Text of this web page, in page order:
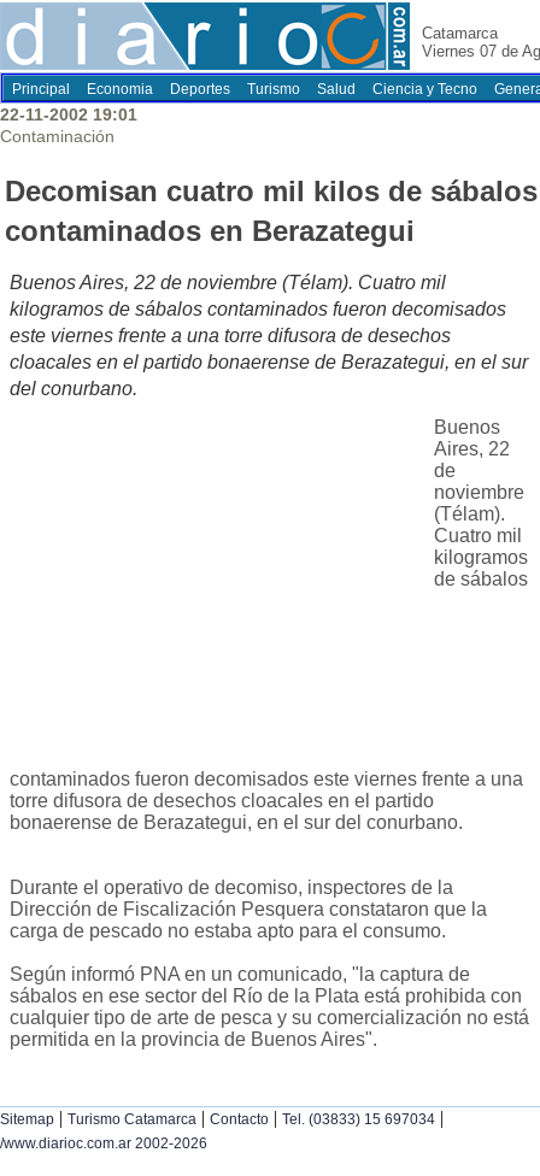
Catamarca
Viernes 07 de
Principal Economia Deportes Turismo Salud Ciencia y Tecno
22-11-2002 19:01
Contaminación
Decomisan cuatro mil kilos de sábalos
contaminados en Berazategui
Buenos Aires, 22 de noviembre (Télam). Cuatro mil
kilogramos de sábalos contaminados fueron decomisados
este viernes frente a una torre difusora de desechos
cloacales en el partido bonaerense de Berazategui, en el sur
del conurbano.
Buenos
Aires, 22
de
noviembre
(Télam).
Cuatro mil
kilogramos
de sábalos
contaminados fueron decomisados este viernes frente a una
torre difusora de desechos cloacales en el partido
bonaerense de Berazategui, en el sur del conurbano.
Durante el operativo de decomiso, inspectores de la
Dirección de Fiscalización Pesquera constataron que la
carga de pescado no estaba apto para el consumo.
Según informó PNA en un comunicado, "la captura de
sábalos en ese sector del Río de la Plata está prohibida con
cualquier tipo de arte de pesca y su comercialización no está
permitida en la provincia de Buenos Aires".
Sitemap | Turismo Catamarca | Contacto | Tel. (03833) 15 697034 |
/www.diarioc.com.ar 2002-2026